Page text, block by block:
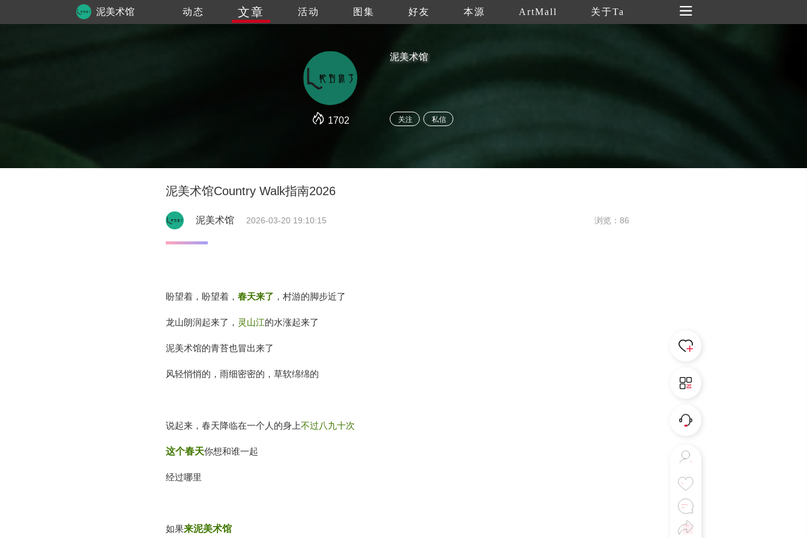
泥美术馆 动态 文章 活动 图集 好友 本源 ArtMall 关于Ta
1702
泥美术馆
关注 私信
泥美术馆Country Walk指南2026
泥美术馆 2026-03-20 19:10:15 浏览：86
盼望着，盼望着， 春天来了 ，村游的脚步近了
龙山朗润起来了， 灵山江的水涨起来了
泥美术馆的青苔也冒出来了
风轻悄悄的，雨细密密的，草软绵绵的
说起来，春天降临在一个人的身上不过八九十次
这个春天你想和谁一起
经过哪里
如果来泥美术馆